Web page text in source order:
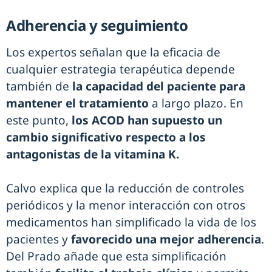
Adherencia y seguimiento
Los expertos señalan que la eficacia de
cualquier estrategia terapéutica depende
también de la capacidad del paciente para
mantener el tratamiento a largo plazo. En
este punto, los ACOD han supuesto un
cambio significativo respecto a los
antagonistas de la vitamina K.
Calvo explica que la reducción de controles
periódicos y la menor interacción con otros
medicamentos han simplificado la vida de los
pacientes yfavorecido una mejor adherencia.
Del Prado añade que esta simplificación